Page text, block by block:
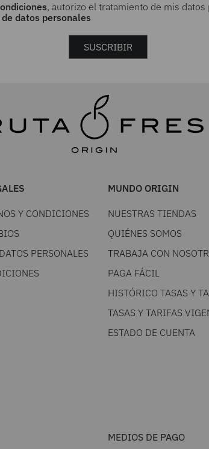
, autorizo el tratamiento de mis
datos personales
SUSCRIBIR
Y CONDICIONES
PERSONALES
MUNDO ORIGIN
NUESTRAS TIENDAS
QUIÉNES SOMOS
TRABAJA CON
PAGA FÁCIL
HISTÓRICO TASAS Y
TASAS Y TARIFAS
ESTADO DE CUENTA
MEDIOS DE PAGO